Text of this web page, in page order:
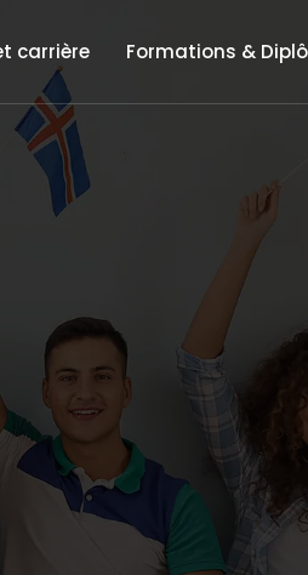
carrière Formations &